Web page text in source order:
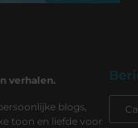
verhalen.
blogs,
toon en liefde voor